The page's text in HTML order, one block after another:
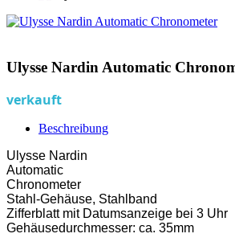
Ulysse Nardin Automatic
verkauft
Beschreibung
Ulysse Nardin
Automatic
Chronometer
Stahl-Gehäuse, Stahlband
Zifferblatt mit Datumsanzeige bei 3 Uhr
Gehäusedurchmesser: ca. 35mm